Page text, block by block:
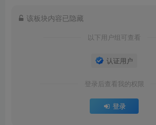
该板块内容已隐藏
以下用户组可查看
认证用户
登录后查看我的权限
登录